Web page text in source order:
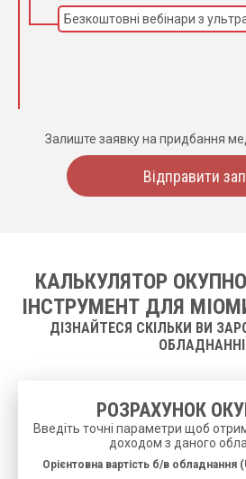
Безкоштовні вебінари з
Залиште заявку на придбання
Відправити
КАЛЬКУЛЯТОР
ІНСТРУМЕНТ ДЛЯ
ДІЗНАЙТЕСЯ СКІЛЬКИ ВИ
ОБЛАДНАННІ
РОЗРАХУНОК
Введіть точні параметри щоб
доходом з даного
Орієнтовна вартість б/в обладнання